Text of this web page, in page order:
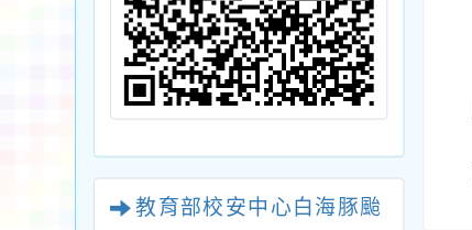
教育部校安中心白海豚颱